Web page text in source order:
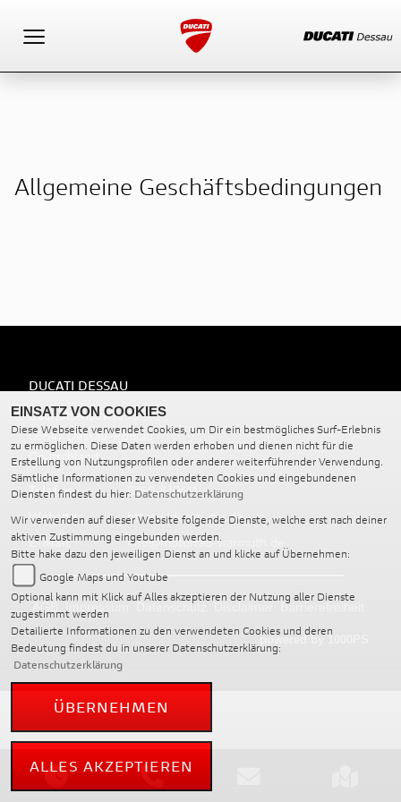
Allgemeine Geschäftsbedingungen
DUCATI DESSAU
Bauhüttenstraße 15
06847 Dessau-Roßlau
Deutschland
Telefon:
0340-510411
Website:
https://ducati-mx.de
E-Mail:
info@motorrad-warmuth.de
Impressum Datenschutz Barrierefreiheit
EINSATZ VON COOKIES
Diese Webseite verwendet Cookies, um Dir ein bestmögliches Surf-Erlebnis
zu ermöglichen. Diese Daten werden erhoben und dienen nicht für die
Erstellung von Nutzungsprofilen oder anderer weiterführender Verwendung.
Sämtliche Informationen zu verwendeten Cookies und eingebundenen
Diensten findest du hier: Datenschutzerklärung
Wir verwenden auf dieser Website folgende Dienste, welche erst nach deiner
aktiven Zustimmung eingebunden werden.
Bitte hake dazu den jeweiligen Dienst an und klicke auf Übernehmen:
Google Maps und Youtube
Optional kann mit Klick auf Alles akzeptieren der Nutzung aller Dienste
zugestimmt werden
Detailierte Informationen zu den verwendeten Cookies und deren
Bedeutung findest du in unserer Datenschutzerklärung:
Datenschutzerklärung
ÜBERNEHMEN
ALLES AKZEPTIEREN